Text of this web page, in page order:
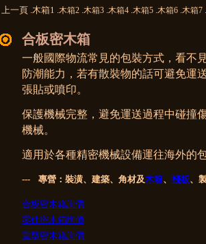
一頁 .木箱1 .木箱2.木箱3.木箱4.木箱5.木箱6.木箱7.
合板密木箱
一般國際物流常見的包裝方式，看不
防潮能力，若有散裝物的話可避免運
張貼或噴印。
保護機械完整， 避免運送過程中碰撞
機械。
適用於各種精密機械設備運往海外的包
--- 專營：裝潢、建築、角材及木箱、 棧板、
合板密木箱詢價
零件密木箱詢價
重型密木箱詢價